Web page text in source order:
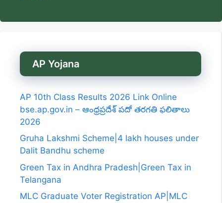
AP Yojana
AP 10th Class Results 2026 Link Online
bse.ap.gov.in – ఆంధ్రప్రదేశ్ పదో తరగతి ఫలితాలు
2026
Gruha Lakshmi Scheme|4 lakh houses under
Dalit Bandhu scheme
Green Tax in Andhra Pradesh|Green Tax in
Telangana
MLC Graduate Voter Registration AP|MLC